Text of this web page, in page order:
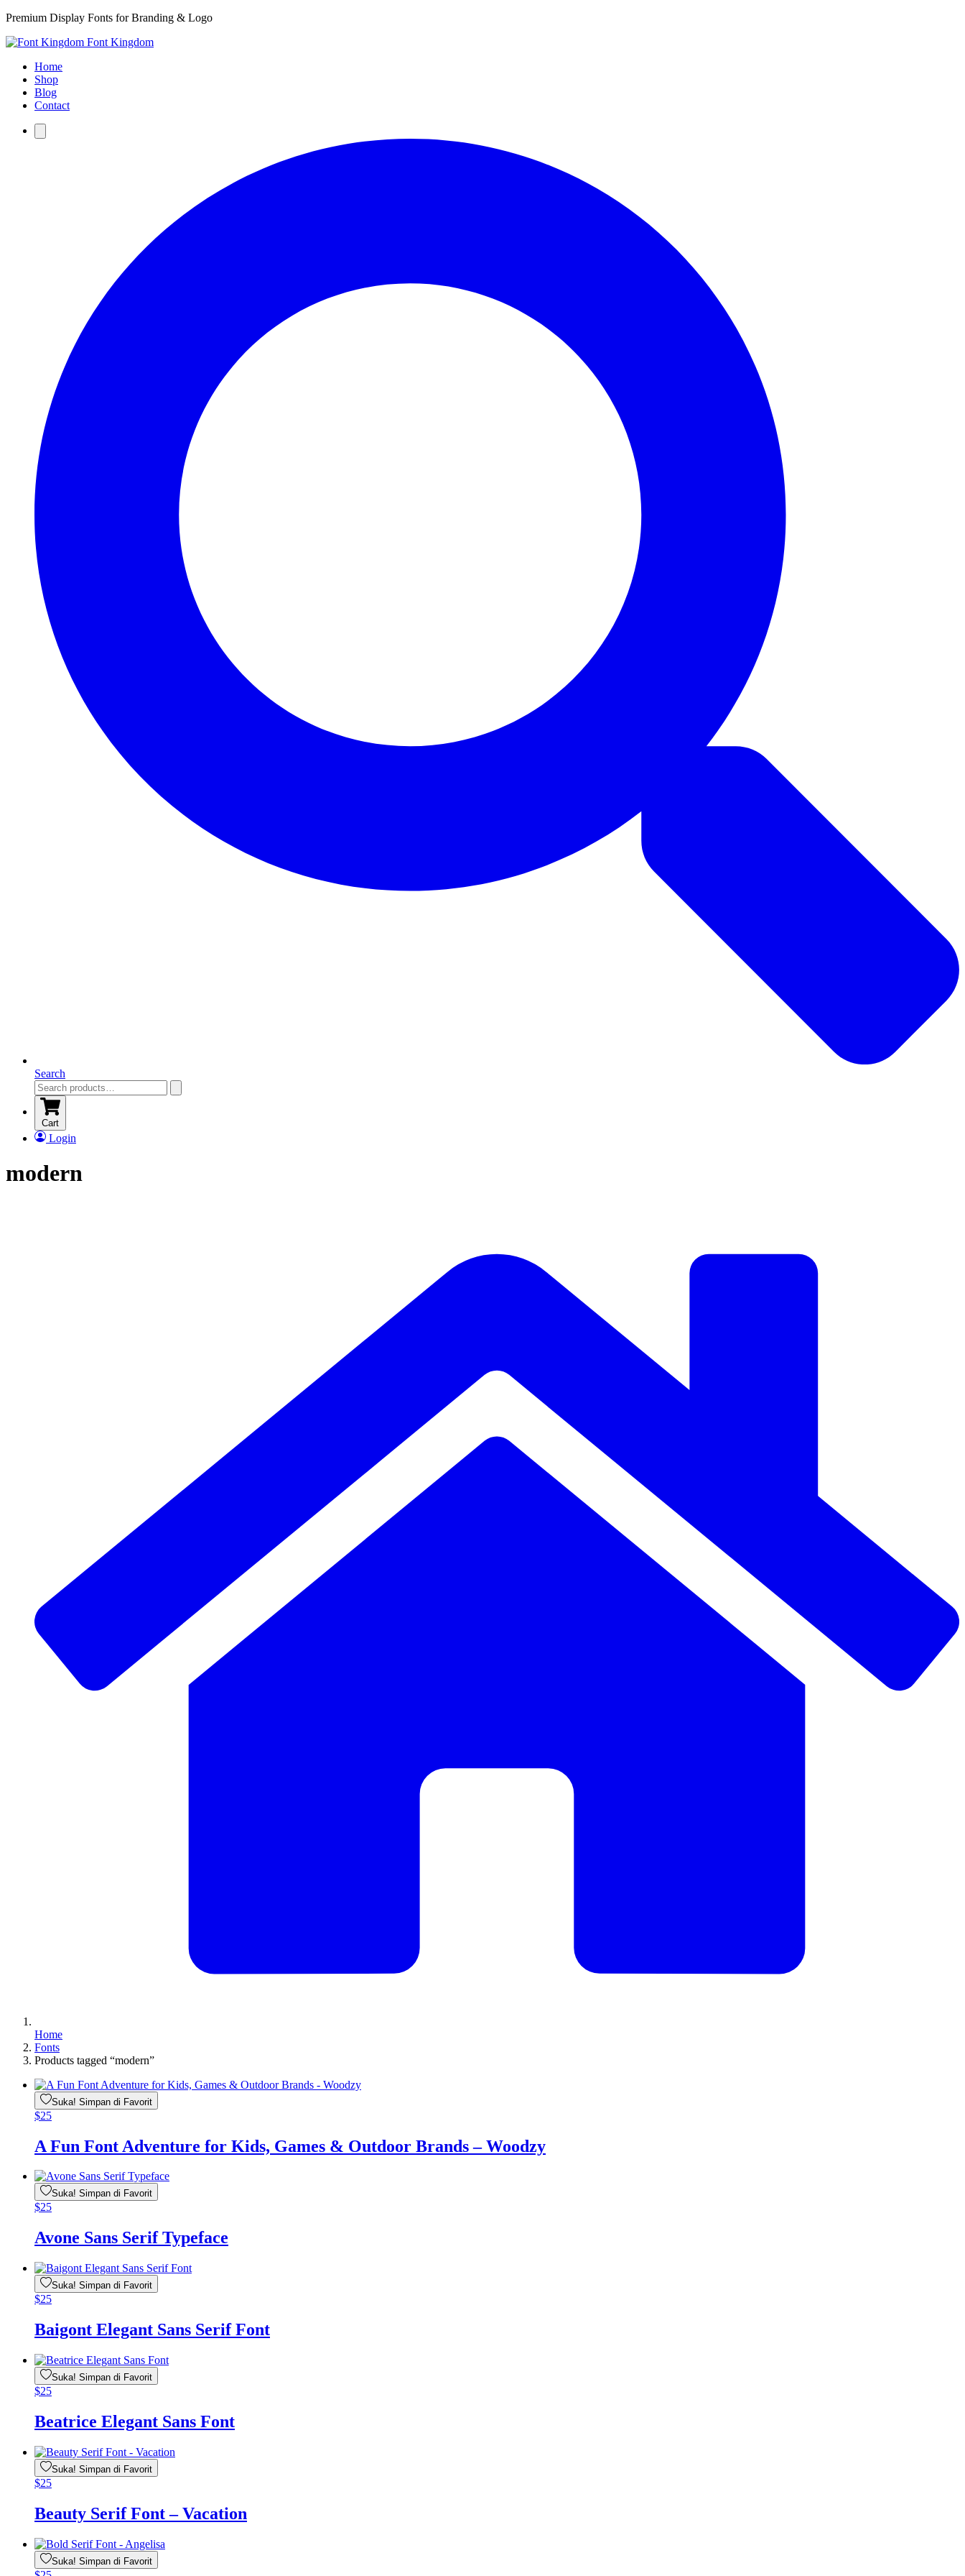
Premium Display Fonts for Branding & Logo
Font Kingdom
Home
Shop
Blog
Contact
Search
Cart
Login
modern
Home
Fonts
Products tagged “modern”
Suka! Simpan di Favorit
$25
A Fun Font Adventure for Kids, Games & Outdoor Brands – Woodzy
Suka! Simpan di Favorit
$25
Avone Sans Serif Typeface
Suka! Simpan di Favorit
$25
Baigont Elegant Sans Serif Font
Suka! Simpan di Favorit
$25
Beatrice Elegant Sans Font
Suka! Simpan di Favorit
$25
Beauty Serif Font – Vacation
Suka! Simpan di Favorit